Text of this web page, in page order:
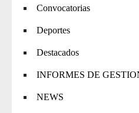
Convocatorias
Deportes
Destacados
INFORMES DE
NEWS